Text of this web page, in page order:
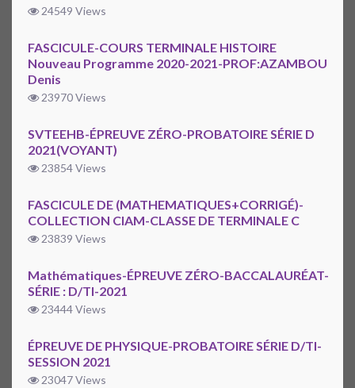
24549 Views
FASCICULE-COURS TERMINALE HISTOIRE
Nouveau Programme 2020-2021-PROF:AZAMBOU
Denis
23970 Views
SVTEEHB-ÉPREUVE ZÉRO-PROBATOIRE SÉRIE D
2021(VOYANT)
23854 Views
FASCICULE DE (MATHEMATIQUES+CORRIGÉ)-
COLLECTION CIAM-CLASSE DE TERMINALE C
23839 Views
Mathématiques-ÉPREUVE ZÉRO-BACCALAURÉAT-
SÉRIE : D/TI-2021
23444 Views
ÉPREUVE DE PHYSIQUE-PROBATOIRE SÉRIE D/TI-
SESSION 2021
23047 Views